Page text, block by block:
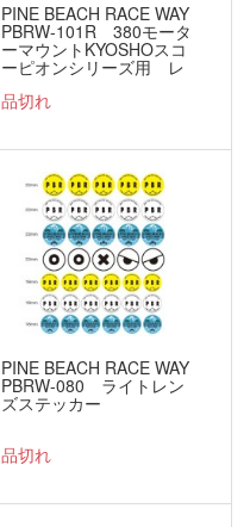
PINE BEACH RACE WAY
PBRW-101R 380モータ
ーマウントKYOSHOスコ
ーピオンシリーズ用 レ
品切れ
PINE BEACH RACE WAY
PBRW-080 ライトレン
ズステッカー
品切れ